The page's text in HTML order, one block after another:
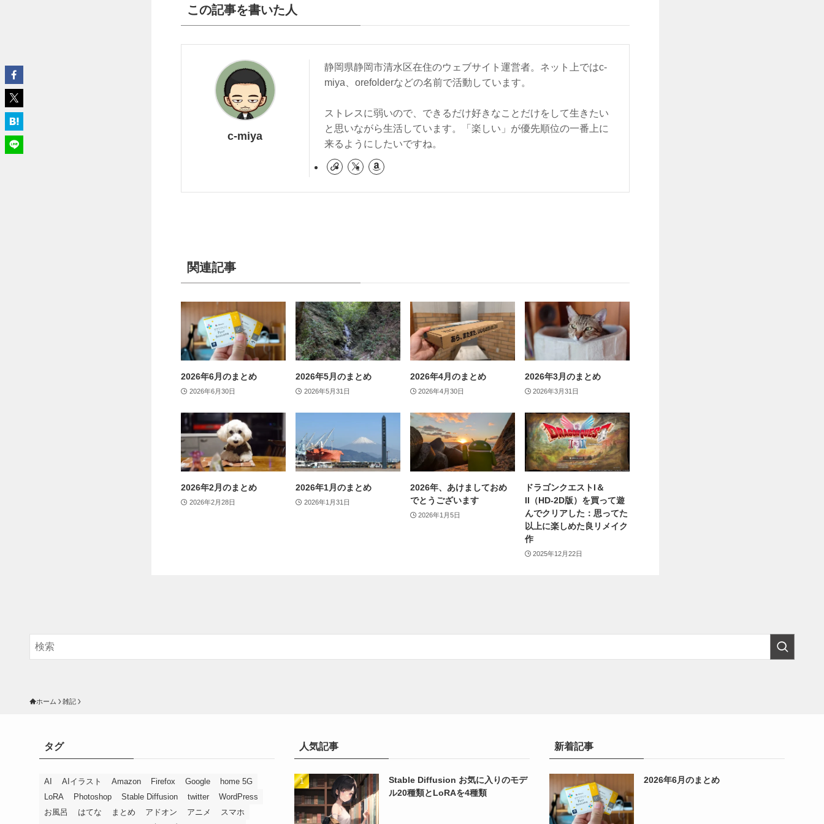
この記事を書いた人
c-miya
静岡県静岡市清水区在住のウェブサイト運営者。ネット上ではc-
miya、orefolderなどの名前で活動しています。
ストレスに弱いので、できるだけ好きなことだけをして生きたい
と思いながら生活しています。「楽しい」が優先順位の一番上に
来るようにしたいですね。
関連記事
2026年6月のまとめ
2026年6月30日
2026年5月のまとめ
2026年5月31日
2026年4月のまとめ
2026年4月30日
2026年3月のまとめ
2026年3月31日
2026年2月のまとめ
2026年2月28日
2026年1月のまとめ
2026年1月31日
2026年、あけましておめ
でとうございます
2026年1月5日
ドラゴンクエストI＆
II（HD-2D版）を買って遊
んでクリアした：思ってた
以上に楽しめた良リメイク
作
2025年12月22日
ホーム 雑記
タグ
AI AIイラスト Amazon Firefox Google
home 5G
LoRA
Photoshop Stable Diffusion twitter
WordPress
お風呂
はてな まとめ アドオン アニメ
スマホ
人気記事
Stable Diffusion お気に入りのモデ
ル20種類とLoRAを4種類
新着記事
2026年6月のまとめ